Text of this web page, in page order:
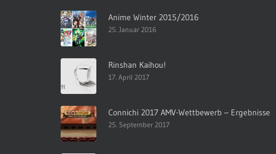
Anime Winter 2015/2016
25. Januar 2016
Rinshan Kaihou!
17. April 2017
Connichi 2017 AMV-Wettbewerb – Ergebnisse
25. September 2017